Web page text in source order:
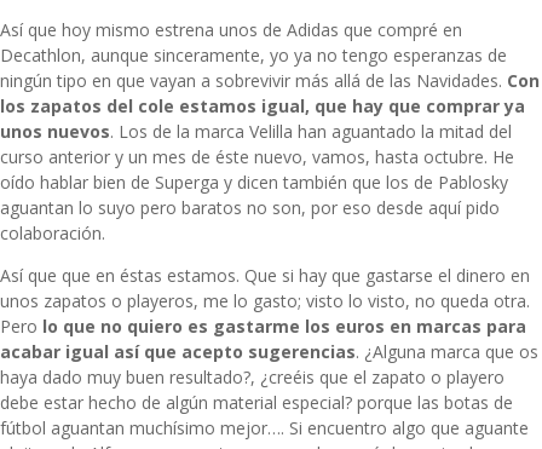
Así que hoy mismo estrena unos de Adidas que compré en
Decathlon, aunque sinceramente, yo ya no tengo esperanzas de
ningún tipo en que vayan a sobrevivir más allá de las Navidades. Con
los zapatos del cole estamos igual, que hay que comprar ya
unos nuevos. Los de la marca Velilla han aguantado la mitad del
curso anterior y un mes de éste nuevo, vamos, hasta octubre. He
oído hablar bien de Superga y dicen también que los de Pablosky
aguantan lo suyo pero baratos no son, por eso desde aquí pido
colaboración.
Así que que en éstas estamos. Que si hay que gastarse el dinero en
unos zapatos o playeros, me lo gasto; visto lo visto, no queda otra.
Pero lo que no quiero es gastarme los euros en marcas para
acabar igual así que acepto sugerencias. ¿Alguna marca que os
haya dado muy buen resultado?, ¿creéis que el zapato o playero
debe estar hecho de algún material especial? porque las botas de
fútbol aguantan muchísimo mejor…. Si encuentro algo que aguante